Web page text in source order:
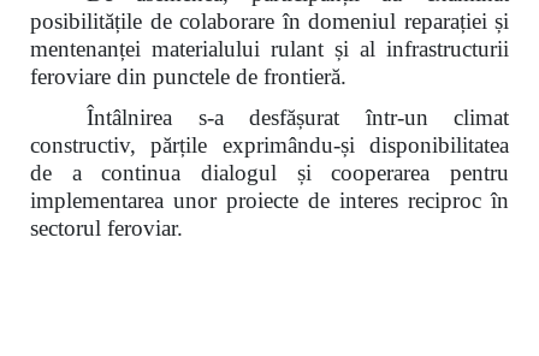
posibilitățile de colaborare în domeniul reparației și
mentenanței materialului rulant și al infrastructurii
feroviare din punctele de frontieră.
Întâlnirea s-a desfășurat într-un climat
constructiv, părțile exprimându-și disponibilitatea
de a continua dialogul și cooperarea pentru
implementarea unor proiecte de interes reciproc în
sectorul feroviar.